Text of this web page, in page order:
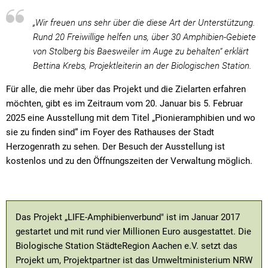
„Wir freuen uns sehr über die diese Art der Unterstützung.
Rund 20 Freiwillige helfen uns, über 30 Amphibien-Gebiete
von Stolberg bis Baesweiler im Auge zu behalten“ erklärt
Bettina Krebs, Projektleiterin an der Biologischen Station.
Für alle, die mehr über das Projekt und die Zielarten erfahren
möchten, gibt es im Zeitraum vom 20. Januar bis 5. Februar
2025 eine Ausstellung mit dem Titel „Pionieramphibien und wo
sie zu finden sind“ im Foyer des Rathauses der Stadt
Herzogenrath zu sehen. Der Besuch der Ausstellung ist
kostenlos und zu den Öffnungszeiten der Verwaltung möglich.
Das Projekt „LIFE-Amphibienverbund" ist im Januar 2017
gestartet und mit rund vier Millionen Euro ausgestattet. Die
Biologische Station StädteRegion Aachen e.V. setzt das
Projekt um, Projektpartner ist das Umweltministerium NRW